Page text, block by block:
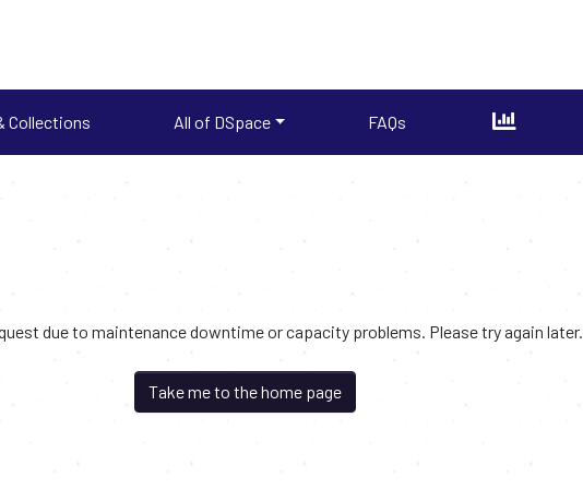
Collections All of DSpace FAQs
due to maintenance downtime or capacity problems. Please try again later.
Take me to the home page